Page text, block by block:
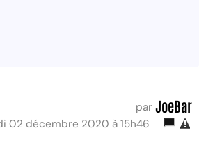
par JoeBar
02 décembre 2020 à 15h46